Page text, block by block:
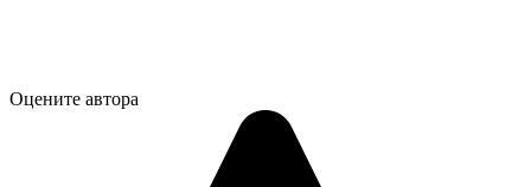
Оцените автора